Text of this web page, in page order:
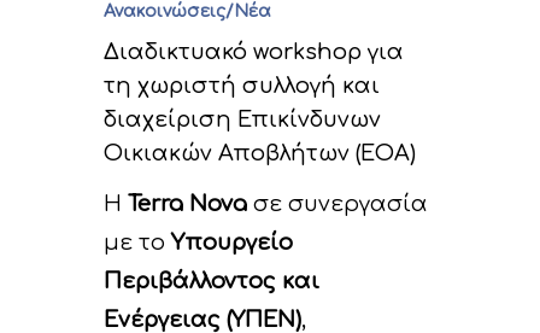
Ανακοινώσεις/Νέα
Διαδικτυακό workshop για
τη χωριστή συλλογή και
διαχείριση Επικίνδυνων
Οικιακών Αποβλήτων (ΕΟΑ)
ΗTerra Nova σε συνεργασία
με το Υπουργείο
Περιβάλλοντος και
Ενέργειας (ΥΠΕΝ),